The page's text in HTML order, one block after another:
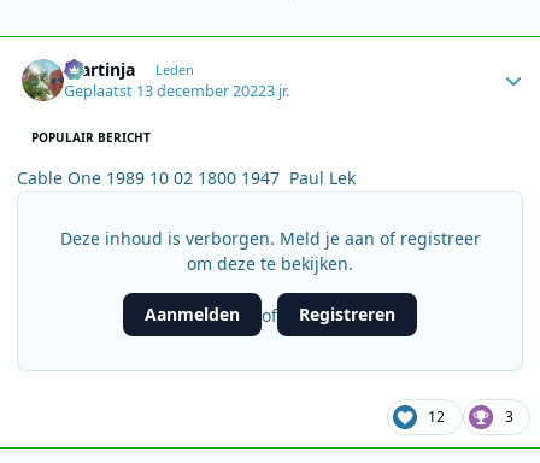
martinja Leden
Geplaatst 13 december 20223 jr.
POPULAIR BERICHT
Cable One 1989 10 02 1800 1947 Paul Lek
Deze inhoud is verborgen. Meld je aan of registreer
om deze te bekijken.
Aanmelden of Registreren
12 3